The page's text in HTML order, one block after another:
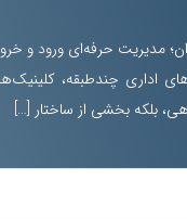
حرفه‌ای ورود و
اداری چندطبقه،
بلکه بخشی از ساختار […]